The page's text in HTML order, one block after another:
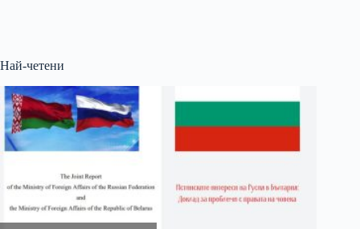
Най-четени